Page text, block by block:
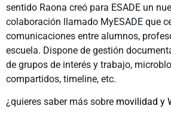
sentido Raona creó para ESADE un
colaboración llamado MyESADE que
comunicaciones entre alumnos,
escuela. Dispone de gestión
de grupos de interés y trabajo,
compartidos, timeline, etc.
¿quieres saber más sobre movilidad y